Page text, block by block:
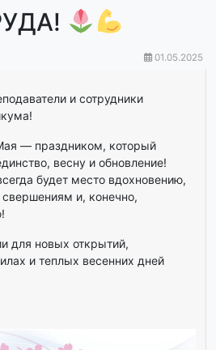
01.05.2025
и сотрудники
— праздником, который
весну и обновление!
будет место вдохновению,
и, конечно,
для новых открытий,
и теплых весенних дней